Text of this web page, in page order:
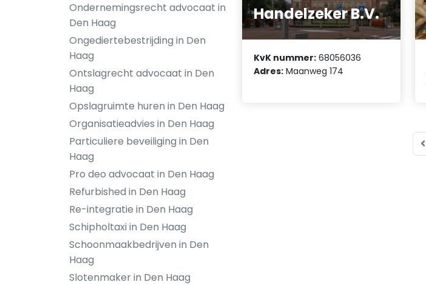
Ondernemingsrecht advocaat in
Den Haag
Ongediertebestrijding in Den
Haag
Ontslagrecht advocaat in Den
Haag
Opslagruimte huren in Den Haag
Organisatieadvies in Den Haag
Particuliere beveiliging in Den
Haag
Pro deo advocaat in Den Haag
Refurbished in Den Haag
Re-integratie in Den Haag
Schipholtaxi in Den Haag
Schoonmaakbedrijven in Den
Haag
Slotenmaker in Den Haag
Handelzeker B.V.
KvK nummer: 68056036
Adres: Maanweg 174